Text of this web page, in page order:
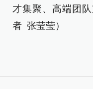
才集聚、高端团
者 张莹莹）